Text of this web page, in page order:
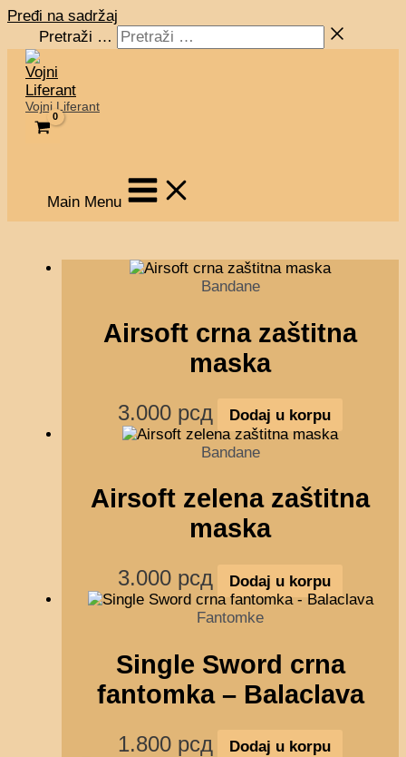
Pređi na sadržaj
Pretraži …
Vojni Liferant
Main Menu
Bandane
Airsoft crna zaštitna
maska
3.000 рсд Dodaj u korpu
Bandane
Airsoft zelena zaštitna
maska
3.000 рсд Dodaj u korpu
Fantomke
Single Sword crna
fantomka – Balaclava
1.800 рсд Dodaj u korpu